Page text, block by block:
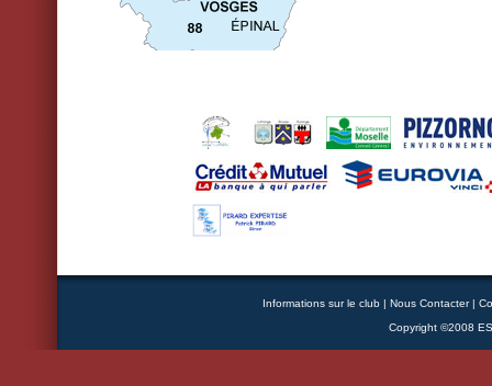
Informations sur le club | Nous Contacter|
Copyright ©2008